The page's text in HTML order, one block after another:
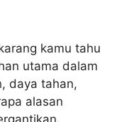
kamu tahu
utama dalam
daya tahan,
alasan